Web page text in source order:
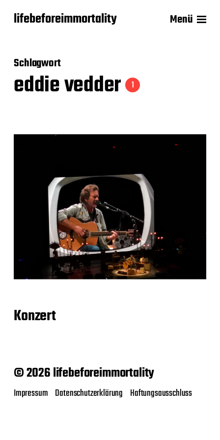
lifebeforeimmortality Menü
Schlagwort
eddie vedder 1
Konzert
© 2026 lifebeforeimmortality
Impressum Datenschutzerklärung Haftungsausschluss